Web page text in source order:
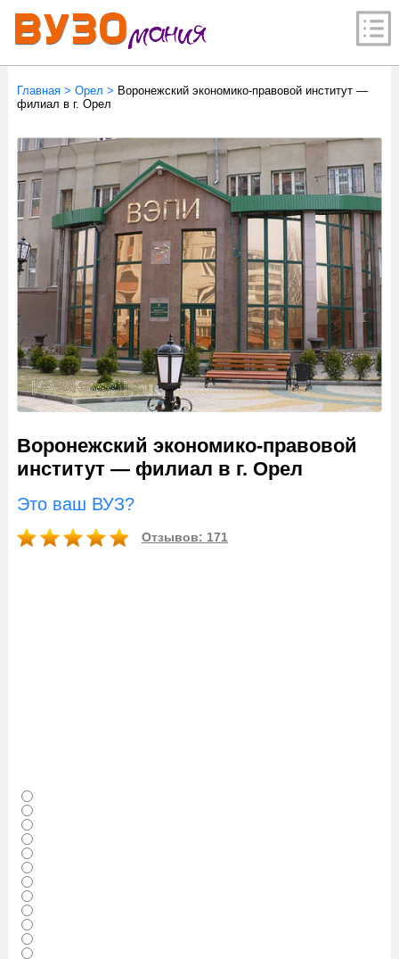
Главная> Орел > Воронежский экономико-правовой институт —
филиал в г. Орел
Воронежский экономико-правовой
институт — филиал в г. Орел
Это ваш ВУЗ?
Отзывов: 171